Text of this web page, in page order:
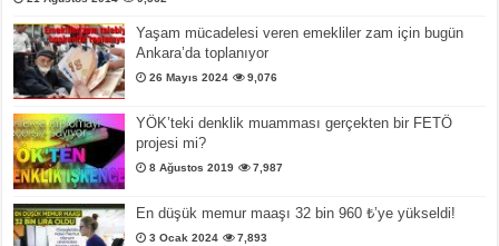
Yaşam mücadelesi veren emekliler zam için bugün
Ankara’da toplanıyor
26 Mayıs 2024 9,076
YÖK’teki denklik muamması gerçekten bir FETÖ
projesi mi?
8 Ağustos 2019 7,987
En düşük memur maaşı 32 bin 960 ₺’ye yükseldi!
3 Ocak 2024 7,893